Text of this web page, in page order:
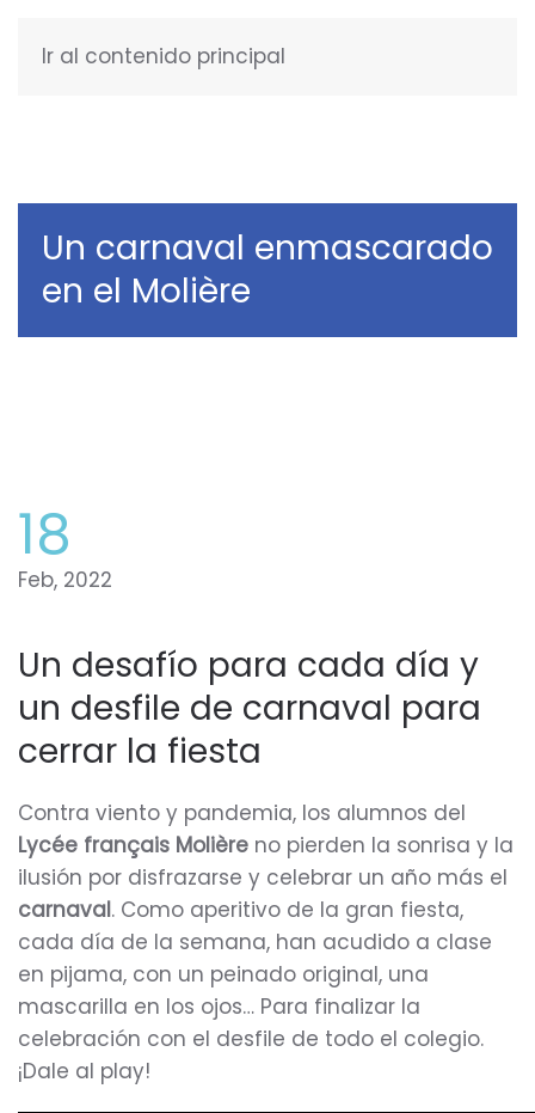
Ir al contenido principal
Un carnaval enmascarado
en el Molière
18
Feb, 2022
Un desafío para cada día y
un desfile de carnaval para
cerrar la fiesta
Contra viento y pandemia, los alumnos del
Lycée français Molière no pierden la sonrisa y la
ilusión por disfrazarse y celebrar un año más el
carnaval. Como aperitivo de la gran fiesta,
cada día de la semana, han acudido a clase
en pijama, con un peinado original, una
mascarilla en los ojos… Para finalizar la
celebración con el desfile de todo el colegio.
¡Dale al play!